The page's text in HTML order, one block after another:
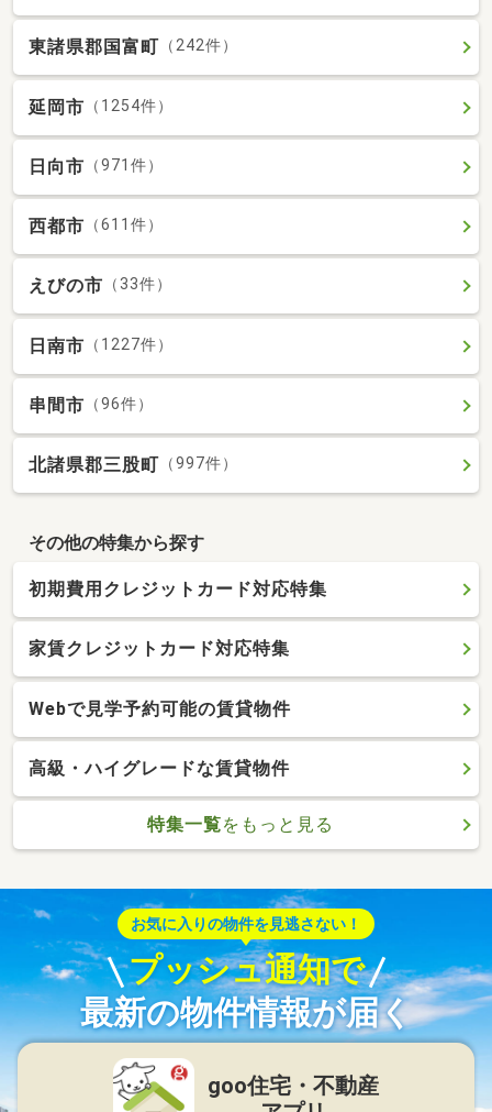
東諸県郡国富町 （242件）
延岡市 （1254件）
日向市 （971件）
西都市 （611件）
えびの市 （33件）
日南市 （1227件）
串間市 （96件）
北諸県郡三股町 （997件）
その他の特集から探す
初期費用クレジットカード対応特集
家賃クレジットカード対応特集
Webで見学予約可能の賃貸物件
高級・ハイグレードな賃貸物件
特集一覧をもっと見る
お気に入りの物件を見逃さない！
プッシュ通知で
最新の物件情報が届く
goo住宅・不動産